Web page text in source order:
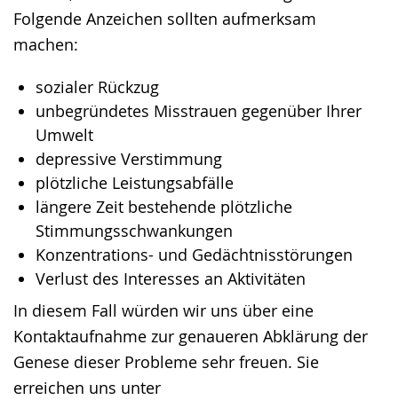
Folgende Anzeichen sollten aufmerksam
machen:
sozialer Rückzug
unbegründetes Misstrauen gegenüber Ihrer
Umwelt
depressive Verstimmung
plötzliche Leistungsabfälle
längere Zeit bestehende plötzliche
Stimmungsschwankungen
Konzentrations- und Gedächtnisstörungen
Verlust des Interesses an Aktivitäten
In diesem Fall würden wir uns über eine
Kontaktaufnahme zur genaueren Abklärung der
Genese dieser Probleme sehr freuen. Sie
erreichen uns unter